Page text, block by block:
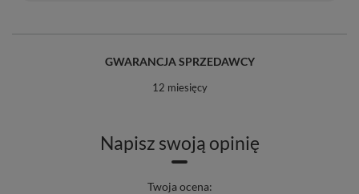
GWARANCJA SPRZEDAWCY
12 miesięcy
Napisz swoją opinię
Twoja ocena: